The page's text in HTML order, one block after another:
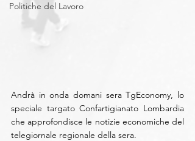
Politiche del Lavoro
Andrà in onda domani sera TgEconomy, lo
speciale targato Confartigianato Lombardia
che approfondisce le notizie economiche del
telegiornale regionale della sera.